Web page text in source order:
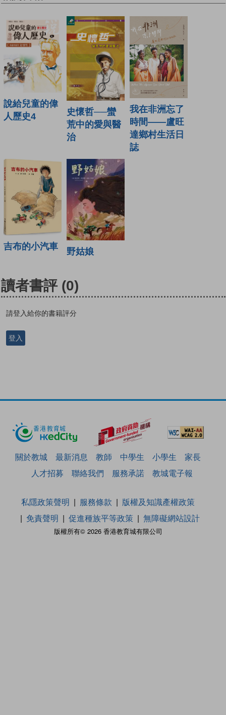
說給兒童的偉
人歷史4
史懷哲──蠻
荒中的愛與醫
治
我在非洲忘了
時間——盧旺
達鄉村生活日
誌
吉布的小汽車
野姑娘
讀者書評 (0)
請登入給你的書籍評分
登入
關於教城 最新消息 教師 中學生 小學生
家長
人才招募
聯絡我們 服務承諾 教城電子報
版權所有© 2026 香港教育城有限公司
私隱政策聲明 服務條款
版權及知識產權政策
免責聲明
促進種族平等政策 無障礙網站設計